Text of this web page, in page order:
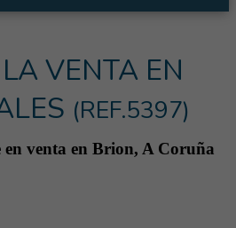
VENTA EN
(REF.5397)
en venta en Brion, A Coruña